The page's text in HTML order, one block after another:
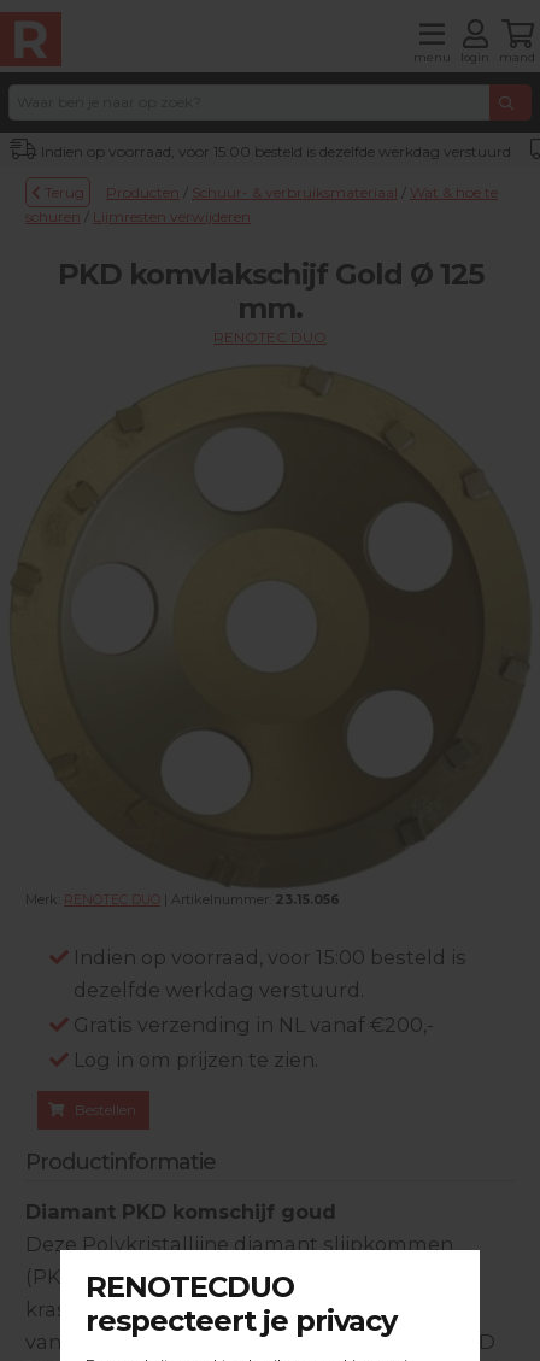
menu login mand
Indien op voorraad, voor 15:00 besteld is dezelfde werkdag verstuurd
Terug Producten / Schuur- & verbruiksmateriaal / Wat & hoe te
schuren / Lijmresten verwijderen
PKD komvlakschijf Gold Ø 125
mm.
RENOTEC DUO
Merk: RENOTEC DUO | Artikelnummer: 23.15.056
Indien op voorraad, voor 15:00 besteld is
dezelfde werkdag verstuurd.
Gratis verzending in NL vanaf €200,-
Log in om prijzen te zien.
Bestellen
Productinformatie
Diamant PKD komschijf goud
Deze Polykristallijne diamant slijpkommen
(PKD) zijn ontworpen voor het creëren van
krasvorming op epoxyharsen en verflagen ed.
van ondergronden. Geschikt voor op de Flex LD